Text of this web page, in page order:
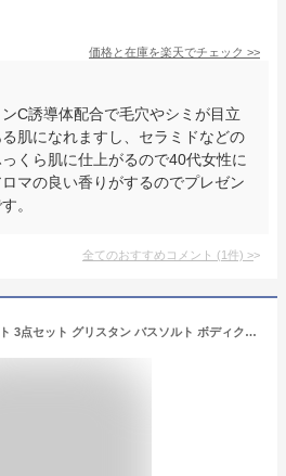
価格と在庫を楽天でチェック >>
C誘導体配合で毛穴やシミが目立
肌になれますし、セラミドなどの
くら肌に仕上がるので40代女性に
マの良い香りがするのでプレゼン
。
全てのおすすめコメント (1件) >
【選べるシール】ギフト 3点セット グリスタン バスソルト ボディクリーム ボディソープ おしゃれ 女性 人気 いい香り 誕生日 母の日 プレゼント 友達 コスメ 退職 プチギフト クリスマス 出産祝い お中元 御中元 20代 30代 40代 送料無料 kimirica 紙袋 熨斗